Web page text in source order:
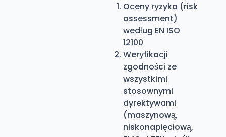
Oceny ryzyka (risk
assessment)
według EN ISO
12100
Weryfikacji
zgodności ze
wszystkimi
stosownymi
dyrektywami
(maszynową,
niskonapięciową,